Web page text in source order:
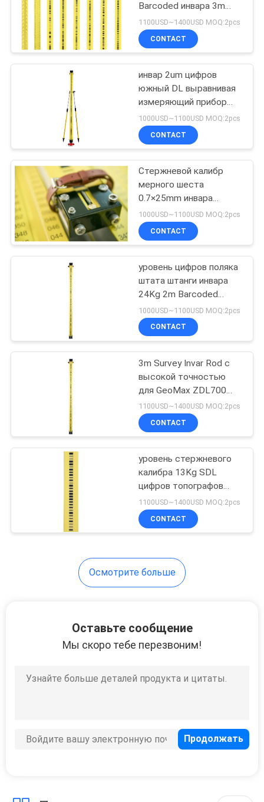
Barcoded инвара 3m
телескопичный
выравнивая
1100USD~1400USD MOQ:2pcs
CONTACT
инвар 2um цифров
южный DL выравнивая
измеряющий прибор
поляка высоты штата
1000USD~1100USD MOQ:2pcs
CONTACT
Стержневой калибр
мерного шеста
0.7×25mm инвара
телескопичный
телескопичный
1000USD~1100USD MOQ:2pcs
CONTACT
уровень цифров поляка
штата штанги инвара
24Kg 2m Barcoded
выравнивая Extendable
измеряя
1000USD~1100USD MOQ:2pcs
CONTACT
3m Survey Invar Rod с
высокой точностью
для GeoMax ZDL700
цифрового уровня
1100USD~1400USD MOQ:2pcs
CONTACT
уровень стержневого
калибра 13Kg SDL
цифров топографов
штрихкода 3m 2 части
алюминиевого случая
1100USD~1400USD MOQ:2pcs
CONTACT
Осмотрите больше
Оставьте сообщение
Мы скоро тебе перезвоним!